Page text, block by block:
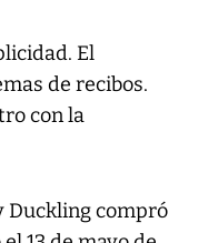
El
de recibos.
con la
Duckling compró